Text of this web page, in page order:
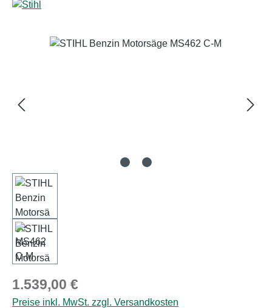
Bildergalerie überspringen
Regulärer Preis:
1.539,00 €
Preise inkl. MwSt. zzgl. Versandkosten